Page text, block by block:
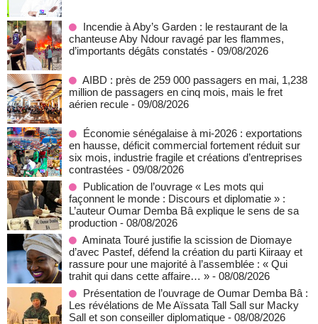
Incendie à Aby’s Garden : le restaurant de la
chanteuse Aby Ndour ravagé par les flammes,
d’importants dégâts constatés - 09/08/2026
AIBD : près de 259 000 passagers en mai, 1,238
million de passagers en cinq mois, mais le fret
aérien recule - 09/08/2026
Économie sénégalaise à mi-2026 : exportations
en hausse, déficit commercial fortement réduit sur
six mois, industrie fragile et créations d’entreprises
contrastées - 09/08/2026
Publication de l’ouvrage « Les mots qui
façonnent le monde : Discours et diplomatie » :
L’auteur Oumar Demba Bâ explique le sens de sa
production - 08/08/2026
Aminata Touré justifie la scission de Diomaye
d’avec Pastef, défend la création du parti Kiiraay et
rassure pour une majorité à l’assemblée : « Qui
trahit qui dans cette affaire… » - 08/08/2026
Présentation de l’ouvrage de Oumar Demba Bâ :
Les révélations de Me Aïssata Tall Sall sur Macky
Sall et son conseiller diplomatique - 08/08/2026